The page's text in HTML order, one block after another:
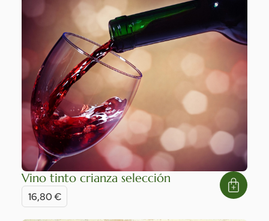
Vino tinto crianza selección
16,80€